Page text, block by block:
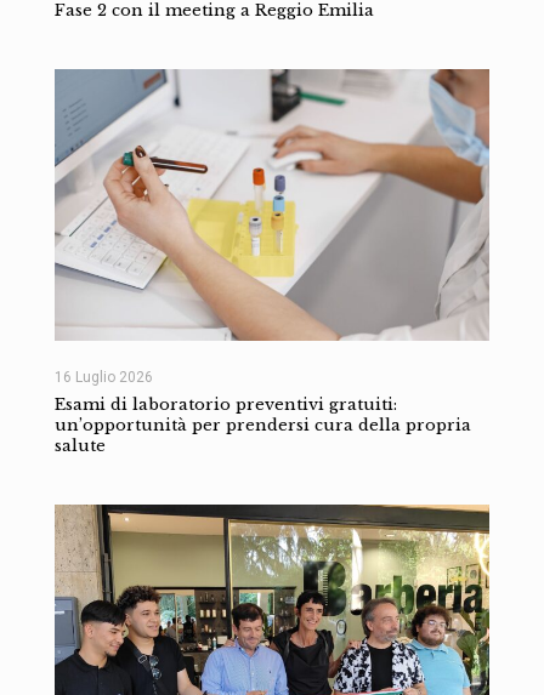
Fase 2 con il meeting a Reggio Emilia
16 Luglio 2026
Esami di laboratorio preventivi gratuiti:
un’opportunità per prendersi cura della propria
salute